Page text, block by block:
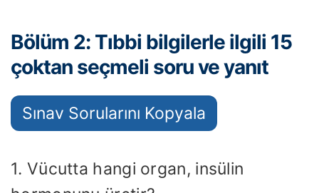
Bölüm 2: Tıbbi bilgilerle ilgili 15
çoktan seçmeli soru ve yanıt
Sınav Sorularını Kopyala
1. Vücutta hangi organ, insülin